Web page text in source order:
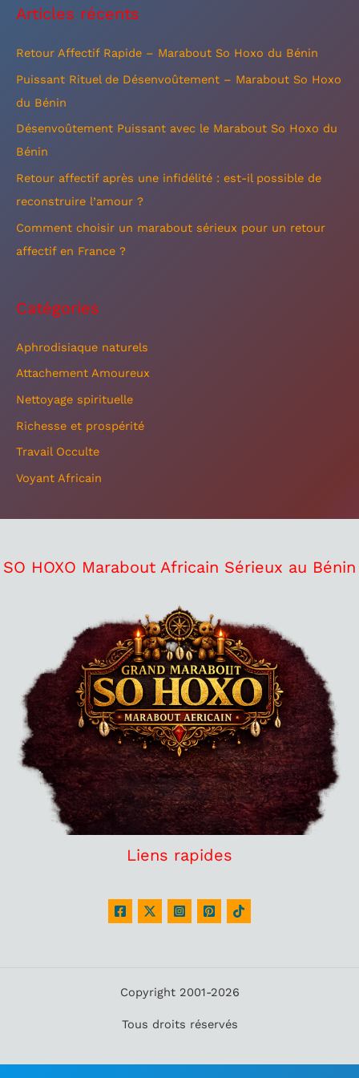
h
e
:
Articles récents
Retour Affectif Rapide – Marabout So Hoxo du Bénin
Puissant Rituel de Désenvoûtement – Marabout So Hoxo
du Bénin
Désenvoûtement Puissant avec le Marabout So Hoxo du
Bénin
Retour affectif après une infidélité : est-il possible de
reconstruire l’amour ?
Comment choisir un marabout sérieux pour un retour
affectif en France ?
Catégories
Aphrodisiaque naturels
Attachement Amoureux
Nettoyage spirituelle
Richesse et prospérité
Travail Occulte
Voyant Africain
SO HOXO Marabout Africain Sérieux au Bénin
Liens rapides
Copyright 2001-2026
Tous droits réservés